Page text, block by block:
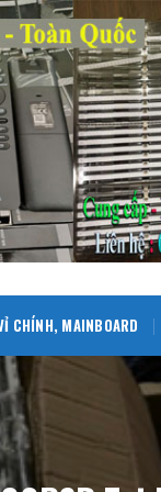
CHÍNH, MAINBOARD